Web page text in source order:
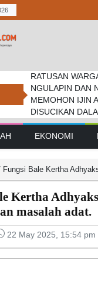
RATUSAN
NGULAPIN DAN
MEMOHON IJIN
DISUCIKAN
Dua Desa dan
dan “Batur
Anggota DPRD
Paskibraka
EKONOMI
Fungsi Bale Kertha
Kertha
masalah adat.
22 May 2025, 15:54 pm